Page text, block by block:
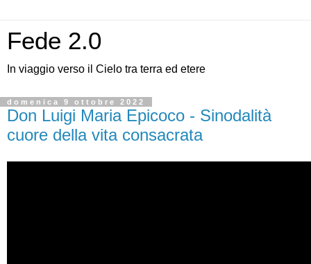
Fede 2.0
In viaggio verso il Cielo tra terra ed etere
domenica 9 ottobre 2022
Don Luigi Maria Epicoco - Sinodalità
cuore della vita consacrata